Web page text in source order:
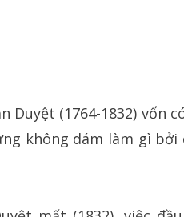
Duyệt (1764-1832) vốn
không dám làm gì bởi